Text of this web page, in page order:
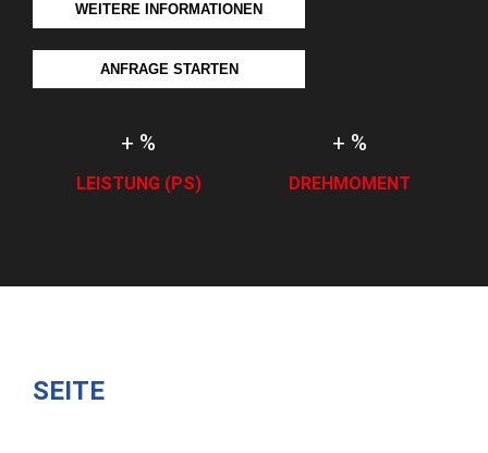
WEITERE INFORMATIONEN
ANFRAGE STARTEN
+ %
LEISTUNG (PS)
+ %
DREHMOMENT
SEITE